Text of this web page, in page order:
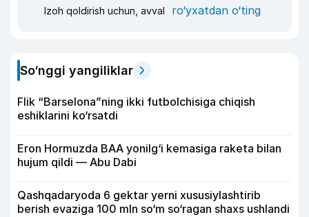
Izoh qoldirish uchun, avval ro‘yxatdan o‘ting
So‘nggi yangiliklar
Flik “Barselona”ning ikki futbolchisiga chiqish
eshiklarini ko‘rsatdi
Eron Hormuzda BAA yonilg‘i kemasiga raketa bilan
hujum qildi — Abu Dabi
Qashqadaryoda 6 gektar yerni xususiylashtirib
berish evaziga 100 mln so‘m so‘ragan shaxs ushlandi